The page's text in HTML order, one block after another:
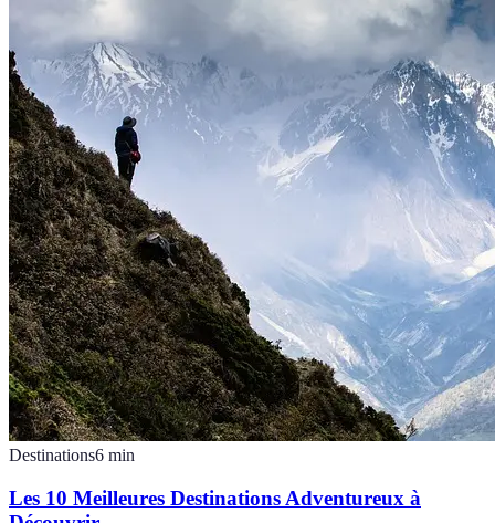
Destinations6 min
Les 10 Meilleures Destinations Adventureux à